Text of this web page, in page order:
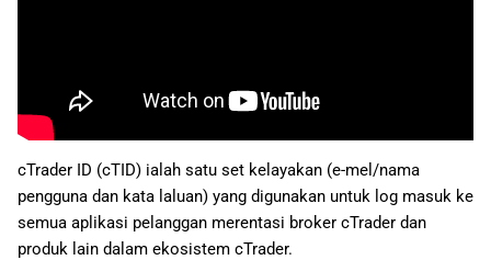
日本語
Deutsch
cTrader ID (cTID) ialah satu set kelayakan (e-mel/nama
pengguna dan kata laluan) yang digunakan untuk log masuk ke
semua aplikasi pelanggan merentasi broker cTrader dan
produk lain dalam ekosistem cTrader.